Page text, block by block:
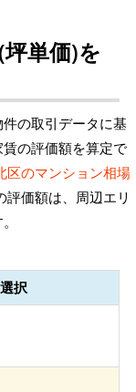
単価)を
の取引データに基
の評価額を算定で
区のマンション相場
価額は、周辺エリ
択